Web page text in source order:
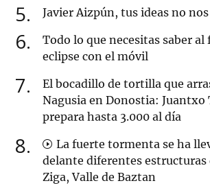
5 Javier Aizpún, tus ideas no
6
Todo lo que necesitas saber
eclipse con el móvil
7
El bocadillo de tortilla que
Nagusia en Donostia: Juantxo
prepara hasta 3.000 al día
8
La fuerte tormenta se ha
delante diferentes estructuras
Ziga, Valle de Baztan